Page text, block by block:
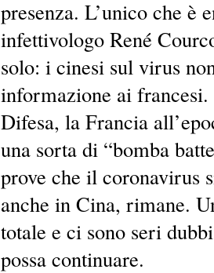
presenza. L’unico che è
infettivologo René
solo: i cinesi sul virus
informazione ai
Difesa, la Francia
una sorta di “bomba
prove che il coronavirus
anche in Cina, rimane.
totale e ci sono seri
possa continuare.